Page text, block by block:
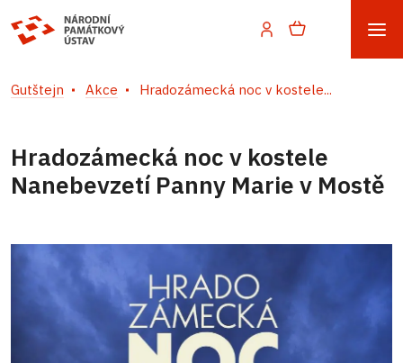
Gutštejn Akce Hradozámecká noc v kostele...
Hradozámecká noc v kostele
Nanebevzetí Panny Marie v Mostě